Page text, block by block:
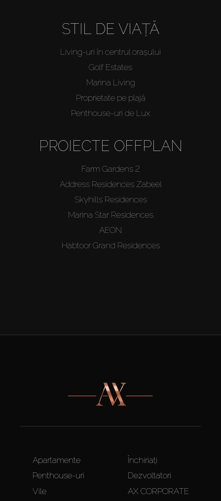
STIL DE VIAȚĂ
Living-uri în centrul orașului
Golf Estates
Marina Living
Proprietate pe plajă
Penthouse-uri de Lux
PROIECTE OFFPLAN
Farm Gardens 2
Address Residences Zabeel
Skyhills Residences
Marina Star Residences
AEON
Habtoor Grand Residences
Apartamente
Penthouse-uri
Vile
Închiriați
Dezvoltatori
AX CORPORATE